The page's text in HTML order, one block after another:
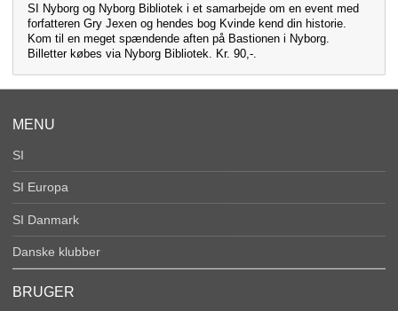
SI Nyborg og Nyborg Bibliotek i et samarbejde om en event med
forfatteren Gry Jexen og hendes bog Kvinde kend din historie.
Kom til en meget spændende aften på Bastionen i Nyborg.
Billetter købes via Nyborg Bibliotek. Kr. 90,-.
MENU
SI
SI Europa
SI Danmark
Danske klubber
BRUGER